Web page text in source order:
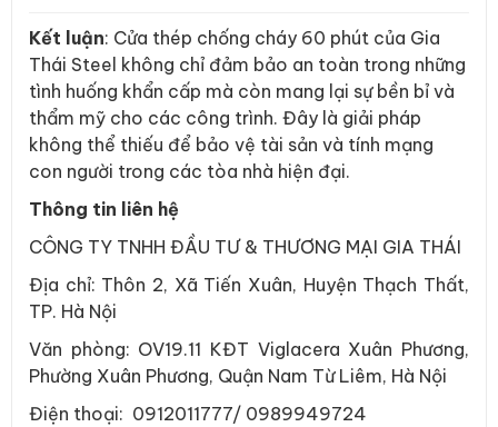
Kết luận: Cửa thép chống cháy 60 phút của Gia
Thái Steel không chỉ đảm bảo an toàn trong những
tình huống khẩn cấp mà còn mang lại sự bền bỉ và
thẩm mỹ cho các công trình. Đây là giải pháp
không thể thiếu để bảo vệ tài sản và tính mạng
con người trong các tòa nhà hiện đại.
Thông tin liên hệ
CÔNG TY TNHH ĐẦU TƯ & THƯƠNG MẠI GIA THÁI
Địa chỉ: Thôn 2, Xã Tiến Xuân, Huyện Thạch Thất,
TP. Hà Nội
Văn phòng: OV19.11 KĐT Viglacera Xuân Phương,
Phường Xuân Phương, Quận Nam Từ Liêm, Hà Nội
Điện thoại: 0912011777/ 0989949724